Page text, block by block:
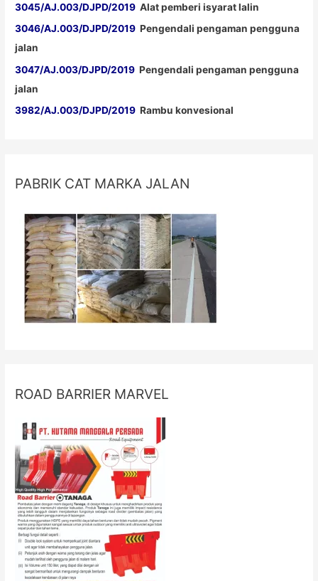
3045/AJ.003/DJPD/2019 Alat pemberi isyarat lalin
3046/AJ.003/DJPD/2019 Pengendali pengaman pengguna
jalan
3047/AJ.003/DJPD/2019 Pengendali pengaman pengguna
jalan
3982/AJ.003/DJPD/2019 Rambu konvesional
PABRIK CAT MARKA JALAN
ROAD BARRIER MARVEL